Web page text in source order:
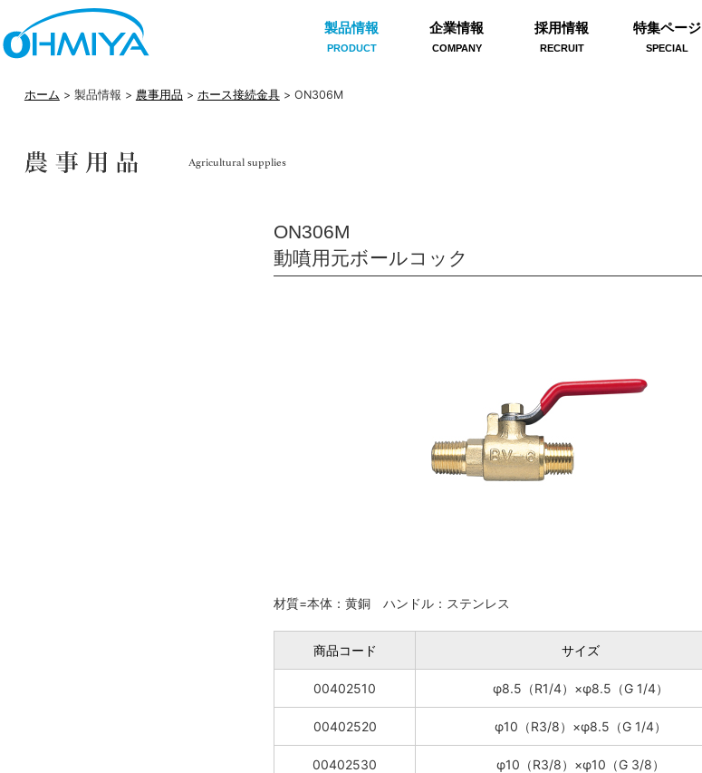
製品情報
PRODUCT
企業情報
COMPANY
採用情報
RECRUIT
特集ページ
SPECIAL
ホーム > 製品情報 > 農事用品 > ホース接続金具> ON306M
ON306M
動噴用元ボールコック
材質=本体：黄銅 ハンドル：ステンレス
商品コード サイズ
00402510 φ8.5（R1/4）×φ8.5（G 1/4）
00402520 φ10（R3/8）×φ8.5（G 1/4）
00402530 φ10（R3/8）×φ10（G 3/8）